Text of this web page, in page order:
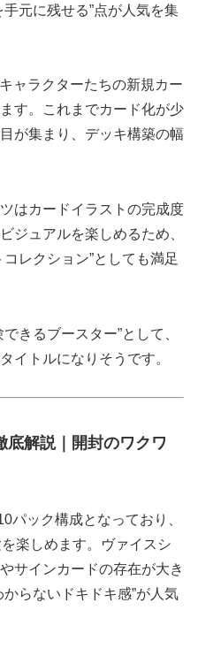
元に残せる”点が人気を集
ャラクターたちの新規カー
す。これまでカード化が少
が集まり、デッキ構築の幅
はカードイラストの完成度
ジュアルを楽しめるため、
レクション”としても満足
きるブースター”として、
イトルになりそうです。
底解説｜開封のワクワ
パック構成となっており、
楽しめます。ヴァイスシ
サインカードの存在が大き
らないドキドキ感”が人気